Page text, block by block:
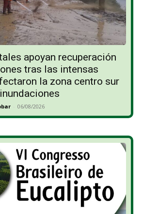
apoyan recuperación
tras las intensas
la zona centro sur
- 06/08/2026